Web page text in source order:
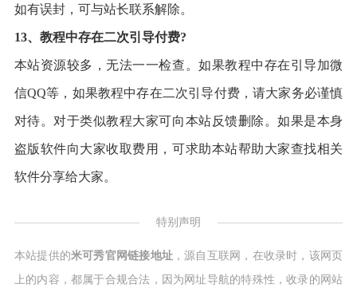
如有误封，可与站长联系解除。
13、教程中存在二次引导付费?
本站资源较多，无法一一检查。如果教程中存在引导加微
信QQ等，如果教程中存在二次引导付费，请大家务必谨慎
对待。对于类似教程大家可向本站反馈删除。如果是本身
盗版软件向大家收取费用，可求助本站帮助大家查找相关
软件分享给大家。
特别声明
本站提供的米可秀官网链接地址 ，源自互联网，在收录时，该网页
上的内容，都属于合规合法，因为网址导航的特殊性，收录的网站